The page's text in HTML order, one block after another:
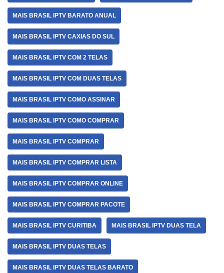
MAIS BRASIL IPTV BARATO ANUAL
MAIS BRASIL IPTV CAXIAS DO SUL
MAIS BRASIL IPTV COM 2 TELAS
MAIS BRASIL IPTV COM DUAS TELAS
MAIS BRASIL IPTV COMO ASSINAR
MAIS BRASIL IPTV COMO COMPRAR
MAIS BRASIL IPTV COMPRAR
MAIS BRASIL IPTV COMPRAR LISTA
MAIS BRASIL IPTV COMPRAR ONLINE
MAIS BRASIL IPTV COMPRAR PACOTE
MAIS BRASIL IPTV CURITIBA MAIS BRASIL IPTV DUAS TELA
MAIS BRASIL IPTV DUAS TELAS
MAIS BRASIL IPTV DUAS TELAS BARATO